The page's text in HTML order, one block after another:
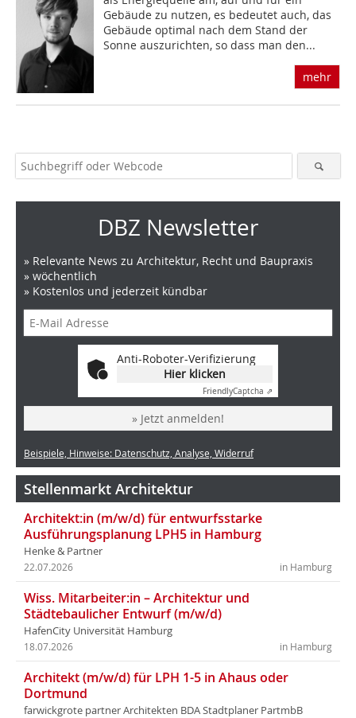
Gebäude zu nutzen, es bedeutet auch, das
Gebäude optimal nach dem Stand der
Sonne auszurichten, so dass man den...
mehr
DBZ Newsletter
» Relevante News zu Architektur, Recht und Baupraxis
» wöchentlich
» Kostenlos und jederzeit kündbar
Anti-Roboter-Verifizierung
Hier klicken
FriendlyCaptcha ⇗
» Jetzt anmelden!
Beispiele, Hinweise: Datenschutz, Analyse, Widerruf
Stellenmarkt Architektur
Architekt:in (m/w/d) für entwurfsstarke
Ausführungsplanung LPH5 in Hamburg
Henke & Partner
in Hamburg
22.07.2026
Wiss. Mitarbeiter:in – Architektur und
Städtebaulicher Entwurf (m/w/d)
HafenCity Universität Hamburg
in Hamburg
18.07.2026
Architekt (m/w/d) für LPH 1-5 in Ahaus oder
Dortmund
farwickgrote partner Architekten BDA Stadtplaner PartmbB